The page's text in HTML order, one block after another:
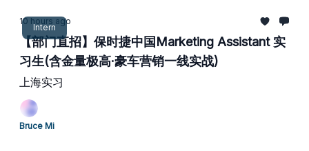
Intern
10 hours ago
【部门直招】保时捷中国Marketing Assistant 实
习生(含金量极高·豪车营销一线实战)
上海实习
Bruce Mi